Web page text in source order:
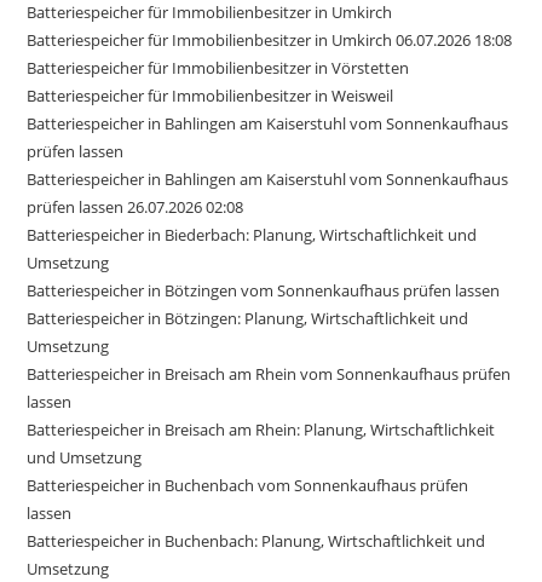
Batteriespeicher für Immobilienbesitzer in Umkirch
Batteriespeicher für Immobilienbesitzer in Umkirch 06.07.2026 18:08
Batteriespeicher für Immobilienbesitzer in Vörstetten
Batteriespeicher für Immobilienbesitzer in Weisweil
Batteriespeicher in Bahlingen am Kaiserstuhl vom Sonnenkaufhaus
prüfen lassen
Batteriespeicher in Bahlingen am Kaiserstuhl vom Sonnenkaufhaus
prüfen lassen 26.07.2026 02:08
Batteriespeicher in Biederbach: Planung, Wirtschaftlichkeit und
Umsetzung
Batteriespeicher in Bötzingen vom Sonnenkaufhaus prüfen lassen
Batteriespeicher in Bötzingen: Planung, Wirtschaftlichkeit und
Umsetzung
Batteriespeicher in Breisach am Rhein vom Sonnenkaufhaus prüfen
lassen
Batteriespeicher in Breisach am Rhein: Planung, Wirtschaftlichkeit
und Umsetzung
Batteriespeicher in Buchenbach vom Sonnenkaufhaus prüfen
lassen
Batteriespeicher in Buchenbach: Planung, Wirtschaftlichkeit und
Umsetzung